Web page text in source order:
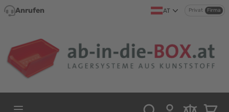
Direkt zum Inhalt
Anrufen AT Privat Firma